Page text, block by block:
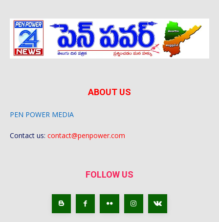
ABOUT US
PEN POWER MEDIA
Contact us: contact@penpower.com
FOLLOW US